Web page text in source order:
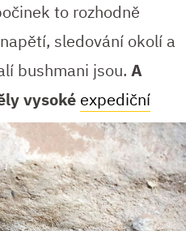
to rozhodně
sledování okolí a
bushmani jsou. A
vysoké expediční